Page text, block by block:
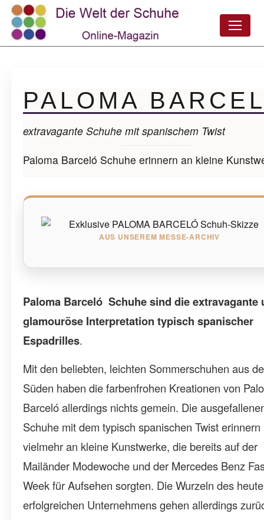
PALOMA
extravagante Schuhe mit spanischem Twist
Paloma Barceló Schuhe erinnern an kleine
AUS UNSEREM MESSE-ARCHIV
Paloma Barceló Schuhe sind die extravagante
glamouröse Interpretation typisch spanischer
Espadrilles.
Mit den beliebten, leichten Sommerschuhen aus
Süden haben die farbenfrohen Kreationen von
Barceló allerdings nichts gemein. Die
Schuhe mit dem typisch spanischen Twist erinnern
vielmehr an kleine Kunstwerke, die bereits auf der
Mailänder Modewoche und der Mercedes Benz
Week für Aufsehen sorgten. Die Wurzeln des
erfolgreichen Unternehmens gehen allerdings